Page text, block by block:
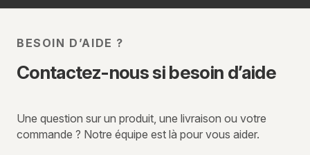
BESOIN D’AIDE ?
Contactez-nous si besoin d’aide
Une question sur un produit, une livraison ou votre
commande ? Notre équipe est là pour vous aider.